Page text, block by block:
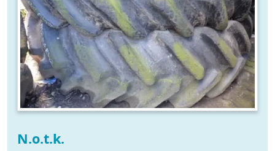
N.o.t.k.